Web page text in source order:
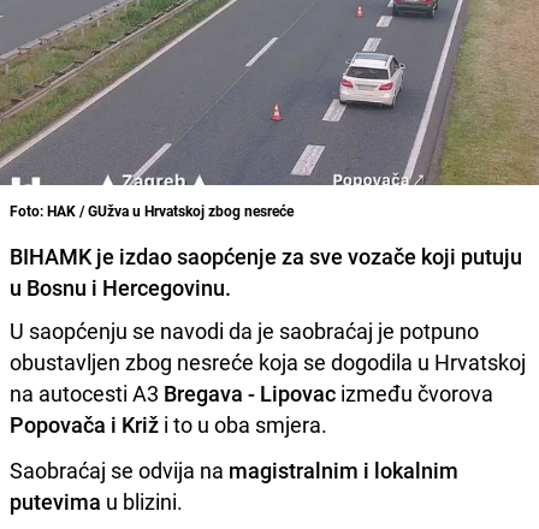
Foto: HAK / GUžva u Hrvatskoj zbog nesreće
BIHAMK je izdao saopćenje za sve vozače koji putuju
u Bosnu i Hercegovinu.
U saopćenju se navodi da je saobraćaj je potpuno
obustavljen zbog nesreće koja se dogodila u Hrvatskoj
na autocesti A3 Bregava - Lipovac između čvorova
Popovača i Križ i to u oba smjera.
Saobraćaj se odvija na magistralnim i lokalnim
putevima u blizini.